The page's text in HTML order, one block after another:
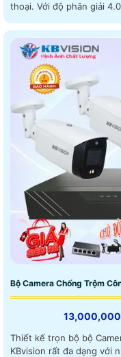
thoại. Với độ phân
Bộ Camera Chống Trộm
Thiết kế trọn bộ bộ
KBvision rất đa dạng với